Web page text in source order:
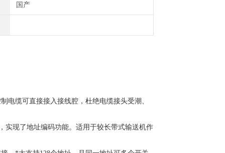
国产
电缆可直接接入接线腔，杜绝电缆接头受潮、
实现了地址编码功能。适用于较长带式输送机作